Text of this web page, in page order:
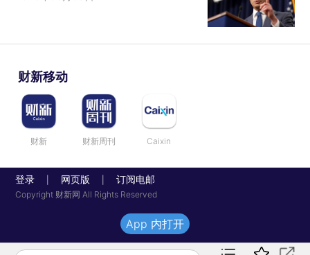
财新移动
财新 财新周刊 Caixin
登录 网页版 订阅电邮
Copyright 财新网 All Rights Reserved
App 内打开